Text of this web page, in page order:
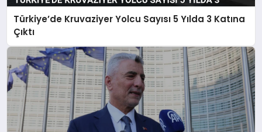
Türkiye’de Kruvaziyer Yolcu Sayısı 5 Yılda 3 Katına
Çıktı